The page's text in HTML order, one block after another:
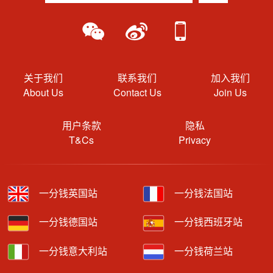
关于我们
About Us
联系我们
Contact Us
加入我们
Join Us
用户条款
T&Cs
隐私
Privacy
一分钱英国站 一分钱法国站
一分钱德国站 一分钱西班牙站
一分钱意大利站 一分钱荷兰站